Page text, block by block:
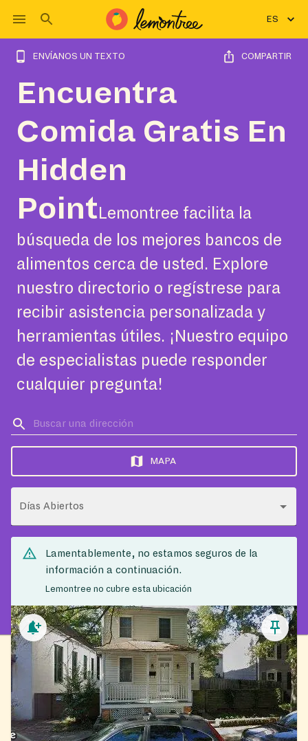
ES
ENVÍANOS UN TEXTO COMPARTIR
Encuentra
Comida Gratis En
Hidden
Point Lemontree facilita la
búsqueda de los mejores bancos de
alimentos cerca de usted. Explore
nuestro directorio o regístrese para
recibir asistencia personalizada y
herramientas útiles. ¡Nuestro equipo
de especialistas puede responder
cualquier pregunta!
MAPA
Días Abiertos
Lamentablemente, no estamos seguros de la
información a continuación.
Lemontree no cubre esta ubicación